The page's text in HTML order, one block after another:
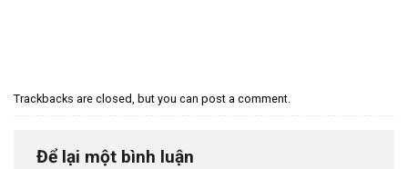
Trackbacks are closed, but you can post a comment.
Để lại một bình luận